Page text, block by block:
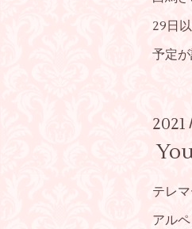
29日
予定
2021
テレ
アル